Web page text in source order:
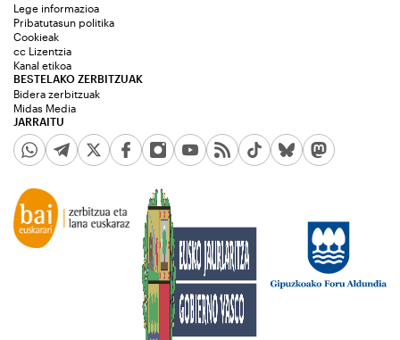
JARRAITU
Lege informazioa
Pribatutasun politika
Cookieak
cc Lizentzia
Kanal etikoa
BESTELAKO ZERBITZUAK
Bidera zerbitzuak
Midas Media